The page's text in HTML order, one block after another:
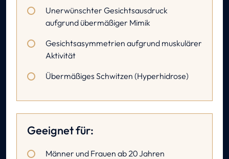
Unerwünschter Gesichtsausdruck
aufgrund übermäßiger Mimik
Gesichtsasymmetrien aufgrund muskulärer
Aktivität
Übermäßiges Schwitzen (Hyperhidrose)
Geeignet für:
Männer und Frauen ab 20 Jahren